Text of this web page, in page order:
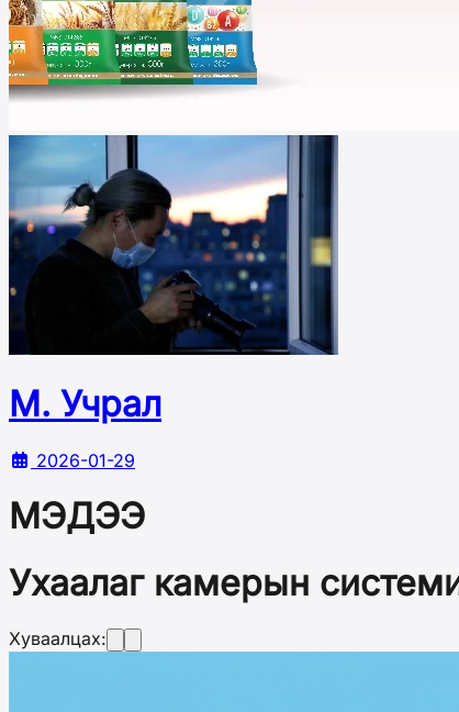
М. Учрал
2026-01-29
МЭДЭЭ
Ухаалаг камерын
Хуваалцах: